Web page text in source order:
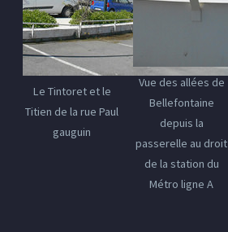
Le Tintoret et le
Titien de la rue Paul
gauguin
Vue des allées de
Bellefontaine
depuis la
passerelle au droit
de la station du
Métro ligne A